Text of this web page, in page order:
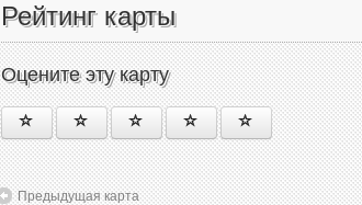
Рейтинг карты
Оцените эту карту
Предыдущая карта